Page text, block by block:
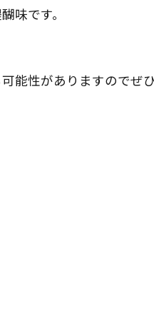
味です。
能性がありますのでぜ